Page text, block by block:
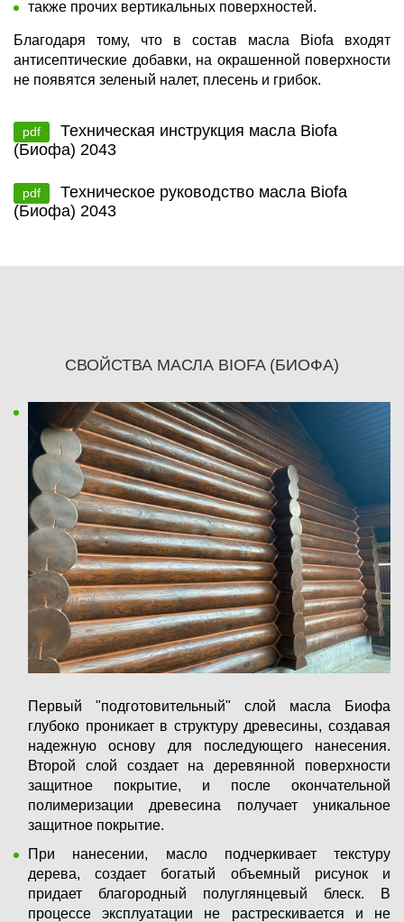
также прочих вертикальных поверхностей.
Благодаря тому, что в состав масла Biofa входят
антисептические добавки, на окрашенной поверхности
не появятся зеленый налет, плесень и грибок.
pdf
Техническая инструкция масла Biofa
(Биофа) 2043
pdf
Техническое руководство масла Biofa
(Биофа) 2043
СВОЙСТВА МАСЛА BIOFA (БИОФА)
Первый "подготовительный" слой масла Биофа
глубоко проникает в структуру древесины, создавая
надежную основу для последующего нанесения.
Второй слой создает на деревянной поверхности
защитное покрытие, и после окончательной
полимеризации древесина получает уникальное
защитное покрытие.
При нанесении, масло подчеркивает текстуру
дерева, создает богатый объемный рисунок и
придает благородный полуглянцевый блеск. В
процессе эксплуатации не растрескивается и не